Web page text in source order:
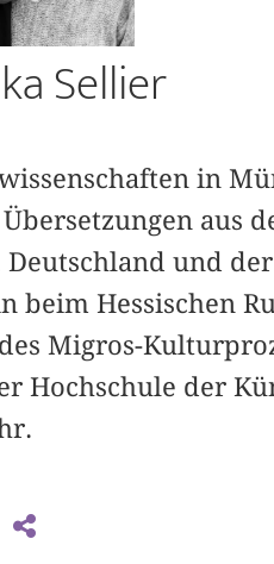
Sellier
in
aus
und
Hessischen
Migros-
Hochschule der